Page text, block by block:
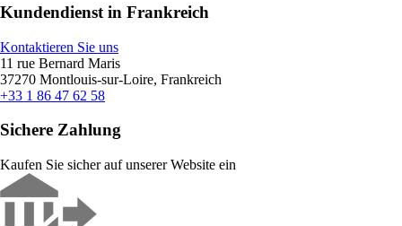
Kundendienst in Frankreich
Kontaktieren Sie uns
11 rue Bernard Maris
37270 Montlouis-sur-Loire, Frankreich
+33 1 86 47 62 58
Sichere Zahlung
Kaufen Sie sicher auf unserer Website ein